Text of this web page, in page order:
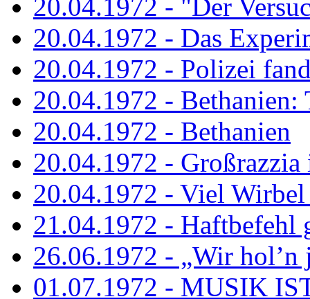
20.04.1972 - "Der
20.04.1972 - Das
20.04.1972 - Polizei
20.04.1972 - Bethanien:
20.04.1972 - Bethanien
20.04.1972 - Großrazzia
20.04.1972 - Viel
21.04.1972 - Haftbefehl
26.06.1972 - „Wir hol’n
01.07.1972 - MUSIK